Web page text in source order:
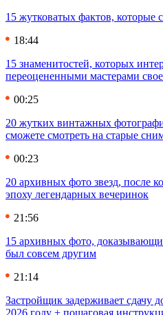
15 жутковатых фактов, которые
18:44
15 знаменитостей, которых
переоцененными мастерами
00:25
20 жутких винтажных
сможете смотреть на старые
00:23
20 архивных фото звезд, после
эпоху легендарных вечеринок
21:56
15 архивных фото,
был совсем другим
21:14
Застройщик задерживает сдачу
2026 году + пошаговая